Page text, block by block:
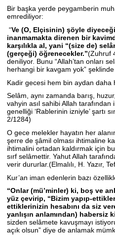
Bir başka yerde peygamberin
emrediliyor:
“Ve (O, Elçisinin) şöyle
inanmamakta direnen bir
karşılıkla al, yani “(size de)
(gerçeği) öğrenecekler.”(Zuhruf
deniliyor. Bunu “Allah’tan onları
herhangi bir kavgam yok”
Kadir gecesi hem bin aydan daha
Selâm, aynı zamanda barış,
vahyin asıl sahibi Allah
genelliği ‘Rablerinin izniyle’ şartı
2/1284)
O gece melekler hayatın her
şerre de şâmil olması ihtimaline
ihtimalini ortadan kaldırmak için
sırf selâmettir. Yahut Allah
verir dururlar.(Elmalılı, H. Yazır,
Kur’an iman edenlerin bazı
“Onlar (mü’minler) ki, boş ve
yüz çevirip, “Bizim yapıp-
ettiklerinizin hesabını da siz
yanlışın anlamından) habersiz
sizden selâmete kavuşmayı
açık olsun” diye de anlamak